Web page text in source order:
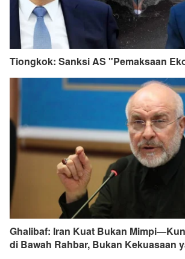
Tiongkok: Sanksi AS "Pemaksaan
Ghalibaf: Iran Kuat Bukan
di Bawah Rahbar, Bukan Kekuasaan